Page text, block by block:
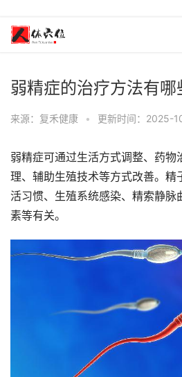
弱精症的治疗方法有哪
来源：复禾健康 • 更新时间：2025-
弱精症可通过生活方式调整、药物
理、辅助生殖技术等方式改善。精
活习惯、生殖系统感染、精索静脉
素等有关。